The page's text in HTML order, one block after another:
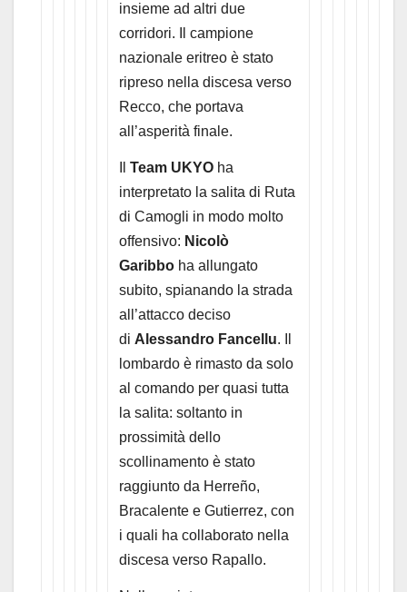
insieme ad altri due
corridori. Il campione
nazionale eritreo è stato
ripreso nella discesa verso
Recco, che portava
all’asperità finale.
Team UKYO ha
interpretato la salita di Ruta
di Camogli in modo molto
offensivo: Nicolò
Garibbo ha allungato
subito, spianando la strada
all’attacco deciso
di Alessandro Fancellu. Il
lombardo è rimasto da solo
al comando per quasi tutta
la salita: soltanto in
prossimità dello
scollinamento è stato
raggiunto da Herreño,
Bracalente e Gutierrez, con
i quali ha collaborato nella
discesa verso Rapallo.